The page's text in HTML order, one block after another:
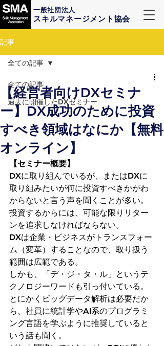
一般社団法人
スキルマネージメント協会
記事
全ての記事
過去に開催したDXセミナー
全ての記事
【経営者向けDXセミナ
ー】DX成功のために投資
すべき領域はなにか【無料
オンライン】
【セミナー概要】
DXに取り組んでいるが、またはDXに
取り組みたいが何に投資すべきかがわ
からないと言う声を聞くことが多い。
投資するからには、可能な限りリター
ンを追求しなければならない。
DXは企業・ビジネスがトランスフォー
ム（変革）することなので、取り扱う
範囲は広範である。
しかも、「デ・ジ・タ・ル」というテ
クノロジーワードも引っ付いている。
とにかくビッグデータ解析は必要だか
ら、社員に統計学やAI系のプログラミ
ング言語を学ぶように推奨していると
いう話も聞く。